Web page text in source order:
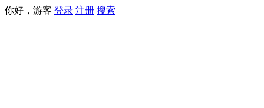
你好，游客 登录 注册 搜索